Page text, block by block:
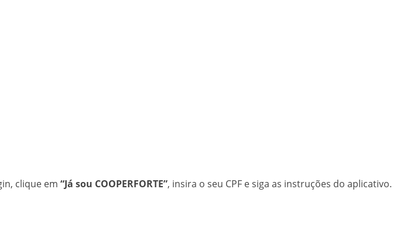
clique em “Já sou COOPERFORTE”, insira o seu CPF e siga as instruções do aplicativo.